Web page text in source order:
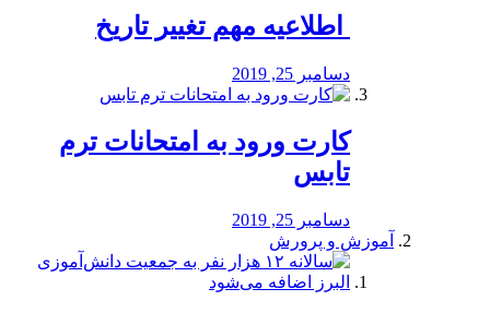
️ اطلاعیه مهم تغییر تاریخ
دسامبر 25, 2019
کارت ورود به امتحانات ترم
تابس
دسامبر 25, 2019
آموزش و پرورش